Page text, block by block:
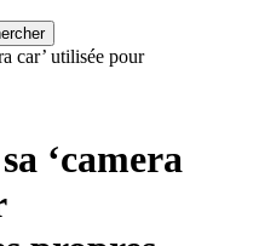
car’ utilisée pour
‘camera